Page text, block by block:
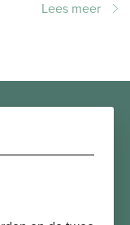
Lees meer